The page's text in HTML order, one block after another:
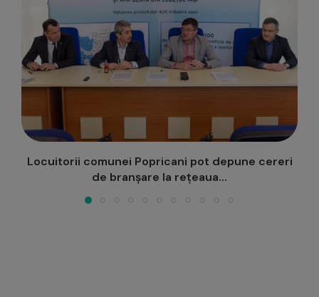
Concert-Concurs de Colinde la Popricani